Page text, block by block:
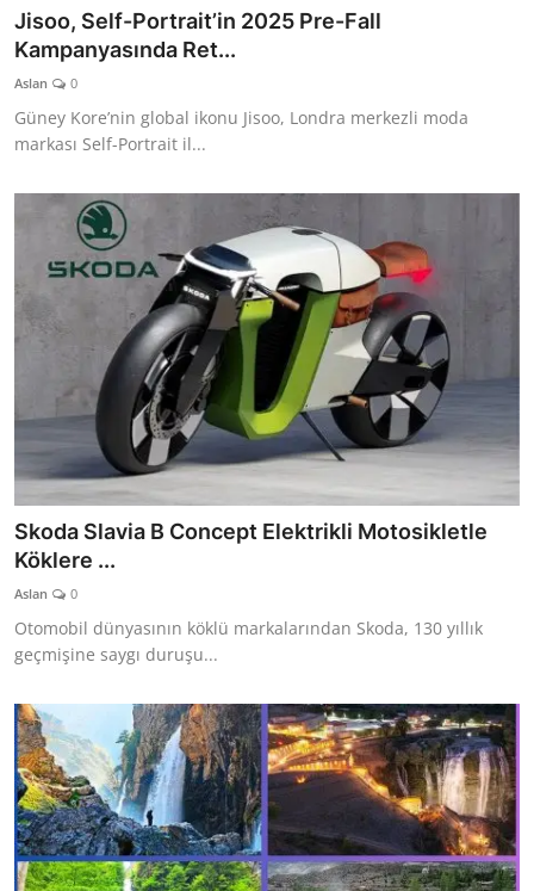
Jisoo, Self-Portrait’in 2025 Pre-Fall
Kampanyasında Ret...
Aslan 0
Güney Kore’nin global ikonu Jisoo, Londra merkezli moda
markası Self-Portrait il...
Skoda Slavia B Concept Elektrikli Motosikletle
Köklere ...
Aslan 0
Otomobil dünyasının köklü markalarından Skoda, 130 yıllık
geçmişine saygı duruşu...